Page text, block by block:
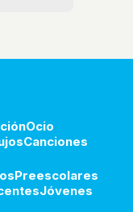
Ocio
Canciones
Preescolares
Jóvenes